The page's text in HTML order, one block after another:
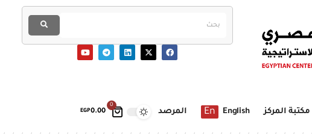
0
EGP0.00 مكتبة المركز English
En المرصد